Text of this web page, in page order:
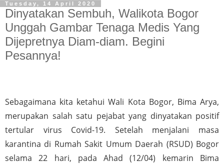
Tuesday, 14 April 2020
Dinyatakan Sembuh, Walikota Bogor
Unggah Gambar Tenaga Medis Yang
Dijepretnya Diam-diam. Begini
Pesannya!
Sebagaimana kita ketahui Wali Kota Bogor, Bima Arya,
merupakan salah satu pejabat yang dinyatakan positif
tertular virus Covid-19. Setelah menjalani masa
karantina di Rumah Sakit Umum Daerah (RSUD) Bogor
selama 22 hari, pada Ahad (12/04) kemarin Bima